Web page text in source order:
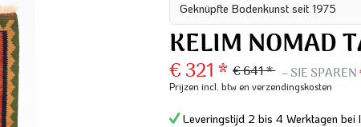
Geknüpfte Bodenkunst seit 1975
KELIM NOMAD
€ 321 * € 641 * – SIE SPAREN
Prijzen incl. btwen verzendingskosten
Leveringstijd 2 bis 4 Werktagen bei